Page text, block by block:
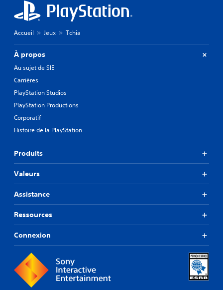
Accueil Jeux Tchia
À propos
Au sujet de SIE
Carrières
PlayStation Studios
PlayStation Productions
Corporatif
Histoire de la PlayStation
Produits
Valeurs
Assistance
Ressources
Connexion